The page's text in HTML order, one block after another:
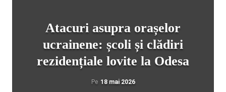
Atacuri asupra orașelor
ucrainene: școli și clădiri
rezidențiale lovite la Odesa
Pe 18 mai 2026